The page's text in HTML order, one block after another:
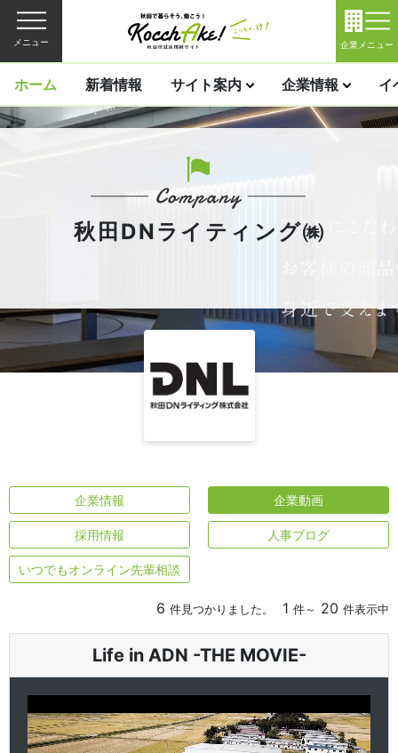
メニュー 企業メニュー
ホーム 新着情報 サイト案内 企業情報 イ
秋田DNライティング㈱
企業情報 企業動画
採用情報 人事ブログ
いつでもオンライン先輩相談
6 件見つかりました。 1 件～ 20 件表示中
Life in ADN -THE MOVIE-